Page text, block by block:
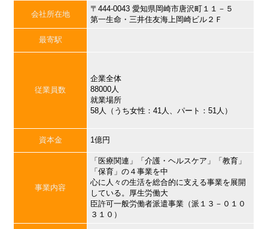
会社所在地
〒444-0043 愛知県岡崎市唐沢町１１－５
第一生命・三井住友海上岡崎ビル２Ｆ
最寄駅
従業員数
企業全体
88000人
就業場所
58人（うち女性：41人、パート：51人）
資本金 1億円
事業内容
「医療関連」「介護・ヘルスケア」「教育」
「保育」の４事業を中
心に人々の生活を総合的に支える事業を展開
している。厚生労働大
臣許可一般労働者派遣事業（派１３－０１０
３１０）